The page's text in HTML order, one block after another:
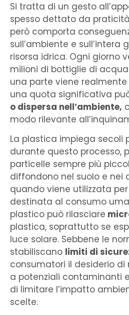
Si tratta di un gesto
spesso dettato da
però comporta
sull’ambiente e sull’intera
risorsa idrica. Ogni giorno
milioni di bottiglie di
una parte viene
una quota significativa
o dispersa nell’ambiente,
modo rilevante
La plastica impiega secoli
durante questo processo,
particelle sempre più
diffondono nel suolo e nei
quando viene utilizzata
destinata al consumo
plastico può rilasciare
plastica, soprattutto se
luce solare. Sebbene le
stabiliscano limiti di
consumatori il desiderio di
a potenziali contaminanti
di limitare l’impatto
scelte.